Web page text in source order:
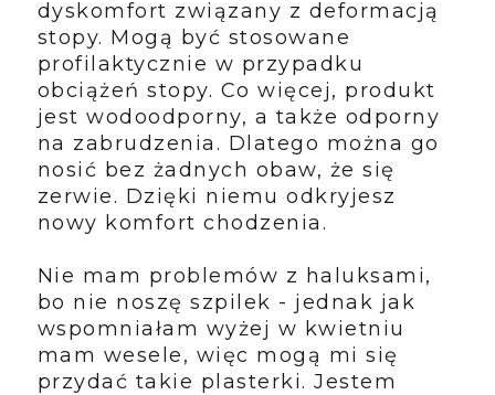
dyskomfort związany z deformacją
stopy. Mogą być stosowane
profilaktycznie w przypadku
obciążeń stopy. Co więcej, produkt
jest wodoodporny, a także odporny
na zabrudzenia. Dlatego można go
nosić bez żadnych obaw, że się
zerwie. Dzięki niemu odkryjesz
nowy komfort chodzenia.
Nie mam problemów z haluksami,
bo nie noszę szpilek - jednak jak
wspomniałam wyżej w kwietniu
mam wesele, więc mogą mi się
przydać takie plasterki. Jestem